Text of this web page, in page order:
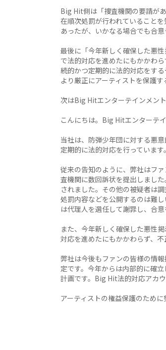
Big Hit側は「捜査機関の要請が
在順次処罰が行われていること
あったが、いかなる場合でも合
最後に「今年新しく確保した悪
で法的対応を進めたにもかかわ
続的かつ定期的に法的対応をす
より厳正にアーティストを保護す
次はBig Hitエンターテインメント
こんにちは。Big Hitエンターテイ
当社は、防弾少年団に対する悪
定期的に法的対応を行っていま
従来の告知のように、弊社はフ
査機関に数回訴状を提出しまし
されました。その他の被疑者は
処罰内容などを公開するのは難
は代理人を選任して謝罪し、合
また、今年新しく確保した悪性
対応を進めたにもかかわらず、
弊社は今後もファンの皆様の情
定です。今年からは内部的に確
計画です。Big Hit法的対応アカ
アーティストの権益保護のために